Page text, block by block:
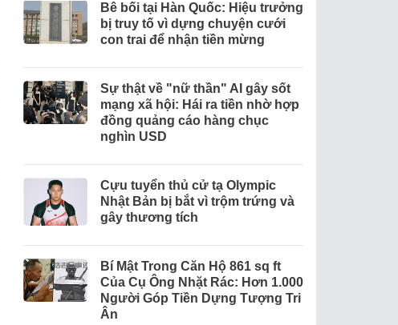
Bê bối tại Hàn Quốc: Hiệu trưởng
bị truy tố vì dựng chuyện cưới
con trai để nhận tiền mừng
Sự thật về "nữ thần" AI gây sốt
mạng xã hội: Hái ra tiền nhờ hợp
đồng quảng cáo hàng chục
nghìn USD
Cựu tuyển thủ cử tạ Olympic
Nhật Bản bị bắt vì trộm trứng và
gây thương tích
Bí Mật Trong Căn Hộ 861 sq ft
Của Cụ Ông Nhặt Rác: Hơn 1.000
Người Góp Tiền Dựng Tượng Tri
Ân